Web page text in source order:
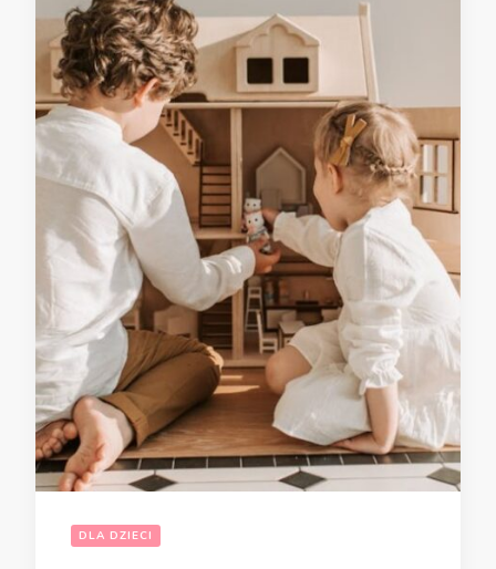
DLA DZIECI